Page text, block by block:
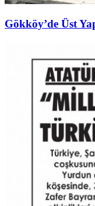
Gökköy’de Üst